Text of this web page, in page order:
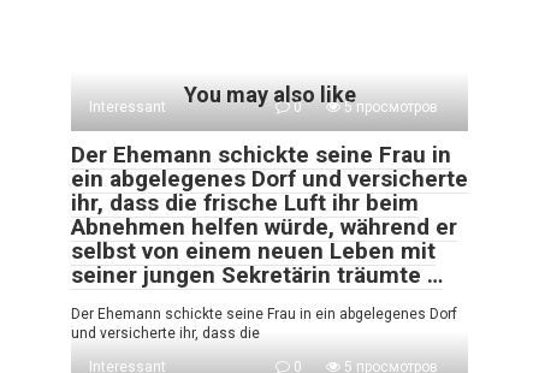
You may also like
Interessant 0 5 просмотров
Der Ehemann schickte seine Frau in
ein abgelegenes Dorf und versicherte
ihr, dass die frische Luft ihr beim
Abnehmen helfen würde, während er
selbst von einem neuen Leben mit
seiner jungen Sekretärin träumte …
Der Ehemann schickte seine Frau in ein abgelegenes Dorf
und versicherte ihr, dass die
Interessant
0 5 просмотров